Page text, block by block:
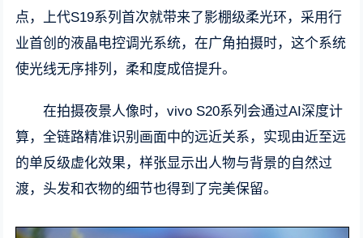
点，上代S19系列首次就带来了影棚级柔光环，采用行
业首创的液晶电控调光系统，在广角拍摄时，这个系统
使光线无序排列，柔和度成倍提升。
在拍摄夜景人像时，vivo S20系列会通过AI深度计
算，全链路精准识别画面中的远近关系，实现由近至远
的单反级虚化效果，样张显示出人物与背景的自然过
渡，头发和衣物的细节也得到了完美保留。